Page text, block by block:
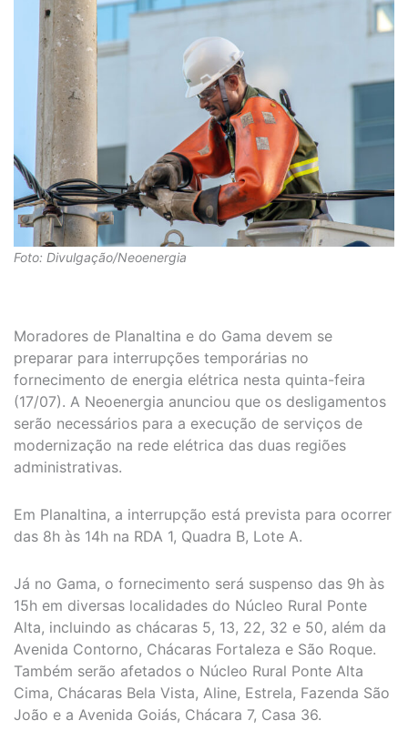
Foto: Divulgação/Neoenergia
Moradores de Planaltina e do Gama devem se
preparar para interrupções temporárias no
fornecimento de energia elétrica nesta quinta-feira
(17/07). A Neoenergia anunciou que os desligamentos
serão necessários para a execução de serviços de
modernização na rede elétrica das duas regiões
administrativas.
Em Planaltina, a interrupção está prevista para ocorrer
das 8h às 14h na RDA 1, Quadra B, Lote A.
Já no Gama, o fornecimento será suspenso das 9h às
15h em diversas localidades do Núcleo Rural Ponte
Alta, incluindo as chácaras 5, 13, 22, 32 e 50, além da
Avenida Contorno, Chácaras Fortaleza e São Roque.
Também serão afetados o Núcleo Rural Ponte Alta
Cima, Chácaras Bela Vista, Aline, Estrela, Fazenda São
João e a Avenida Goiás, Chácara 7, Casa 36.